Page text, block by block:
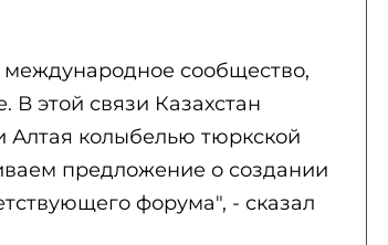
сообщество,
В этой связи Казахстан
Алтая колыбелью тюркской
предложение о создании
форума", - сказал